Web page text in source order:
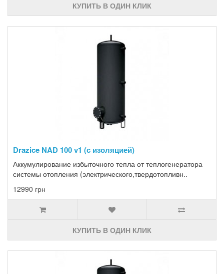
КУПИТЬ В ОДИН КЛИК
Drazice NAD 100 v1 (с изоляцией)
Аккумулирование избыточного тепла от теплогенератора
системы отопления (электрического,твердотопливн..
12990 грн
КУПИТЬ В ОДИН КЛИК